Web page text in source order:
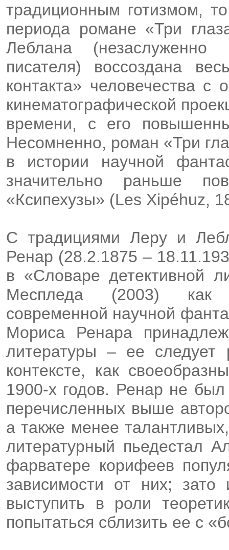
традиционным готизмом,
периода романе «Три
Леблана (незаслуженно
писателя) воссоздана
контакта» человечества
кинематографической
времени, с его
Несомненно, роман «Три
в истории научной
значительно раньше
«Ксипехузы» (Les Xipéhuz,
С традициями Леру и
Ренар (28.2.1875 –
в «Словаре детективной
Меспледа (2003) как
современной научной
Мориса Ренара
литературы – ее следует
контексте, как
1900-х годов. Ренар не
перечисленных выше
а также менее
литературный пьедестал
фарватере корифеев
зависимости от них;
выступить в роли
попытаться сблизить ее с